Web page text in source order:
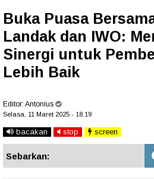
Buka Puasa
Landak dan IWO:
Sinergi untuk
Lebih Baik
Editor: Antonius
Selasa, 11 Maret 2025 - 18.19
bacakan stop screen
Sebarkan: